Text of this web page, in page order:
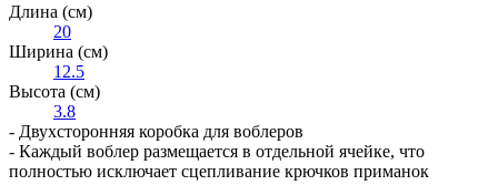
Длина (см)
20
Ширина (см)
12.5
Высота (см)
3.8
- Двухсторонняя коробка для воблеров
- Каждый воблер размещается в отдельной ячейке, что
полностью исключает сцепливание крючков приманок